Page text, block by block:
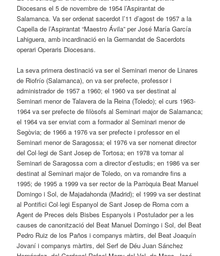
Diocesans el 5 de novembre de 1954 l’Aspirantat de
Salamanca. Va ser ordenat sacerdot l’11 d’agost de 1957 a la
Capella de l’Aspirantat “Maestro Ávila” per José María García
Lahiguera, amb incardinació en la Germandat de Sacerdots
operari Operaris Diocesans.
La seva primera destinació va ser el Seminari menor de Linares
de Riofrío (Salamanca), on va ser prefecte, professor i
administrador de 1957 a 1960; el 1960 va ser destinat al
Seminari menor de Talavera de la Reina (Toledo); el curs 1963-
1964 va ser prefecte de filòsofs al Seminari major de Salamanca;
el 1964 va ser enviat com a formador al Seminari menor de
Segòvia; de 1966 a 1976 va ser prefecte i professor en el
Seminari menor de Saragossa; el 1976 va ser nomenat director
del Col·legi de Sant Josep de Tortosa; en 1978 va tornar al
Seminari de Saragossa com a director d’estudis; en 1986 va ser
destinat al Seminari major de Toledo, on va romandre fins a
1995; de 1995 a 1999 va ser rector de la Parròquia Beat Manuel
Domingo i Sol, de Majadahonda (Madrid); el 1999 va ser destinat
al Pontifici Col·legi Espanyol de Sant Josep de Roma com a
Agent de Preces dels Bisbes Espanyols i Postulador per a les
causes de canonització del Beat Manuel Domingo i Sol, del Beat
Pedro Ruiz de los Paños i companys màrtirs, del Beat Joaquín
Jovaní i companys màrtirs, del Serf de Déu Juan Sánchez